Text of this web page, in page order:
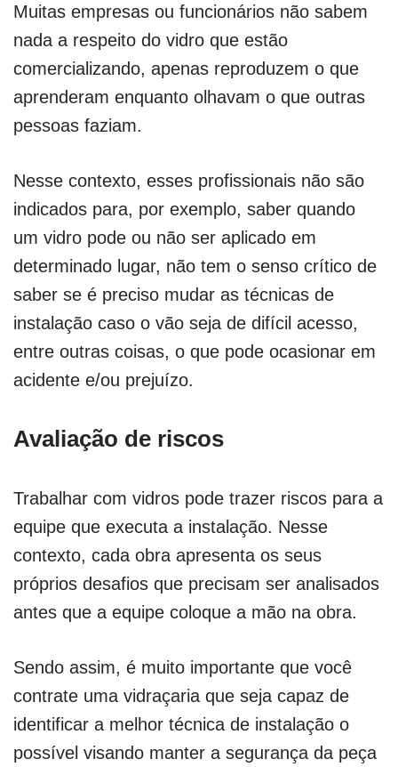
Muitas empresas ou funcionários não sabem
nada a respeito do vidro que estão
comercializando, apenas reproduzem o que
aprenderam enquanto olhavam o que outras
pessoas faziam.
Nesse contexto, esses profissionais não são
indicados para, por exemplo, saber quando
um vidro pode ou não ser aplicado em
determinado lugar, não tem o senso crítico de
saber se é preciso mudar as técnicas de
instalação caso o vão seja de difícil acesso,
entre outras coisas, o que pode ocasionar em
acidente e/ou prejuízo.
Avaliação de riscos
Trabalhar com vidros pode trazer riscos para a
equipe que executa a instalação. Nesse
contexto, cada obra apresenta os seus
próprios desafios que precisam ser analisados
antes que a equipe coloque a mão na obra.
Sendo assim, é muito importante que você
contrate uma vidraçaria que seja capaz de
identificar a melhor técnica de instalação o
possível visando manter a segurança da peça